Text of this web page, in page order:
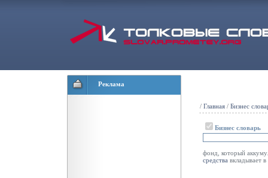
Реклама
/ Главная / Бизнес
Бизнес словарь
фонд, который
средства вкладывает в